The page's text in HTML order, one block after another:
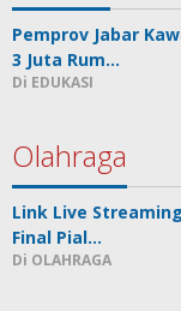
Pemprov Jabar
3 Juta Rum…
Di EDUKASI
Olahraga
Link Live
Final Pial…
Di OLAHRAGA